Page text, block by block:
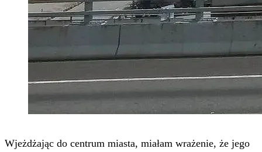
Wjeżdżając do centrum miasta, miałam wrażenie, że jego